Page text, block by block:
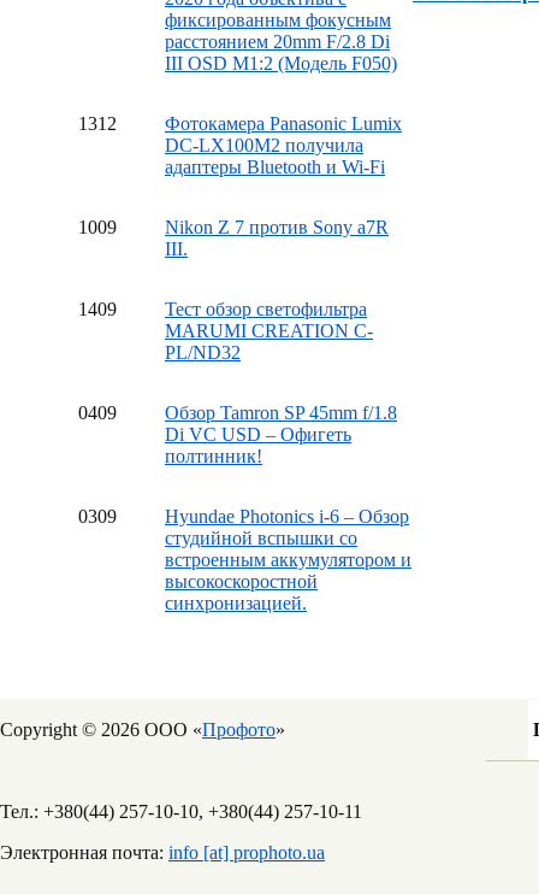
фиксированным фокусным
расстоянием 20mm F/2.8 Di
III OSD M1:2 (Модель F050)
1312
Фотокамера Panasonic Lumix
DC-LX100M2 получила
адаптеры Bluetooth и Wi-Fi
1009
Nikon Z 7 против Sony a7R
III.
1409
Тест обзор светофильтра
MARUMI CREATION C-
PL/ND32
0409
Обзор Tamron SP 45mm f/1.8
Di VC USD – Офигеть
полтинник!
0309
Hyundae Photonics i-6 – Обзор
студийной вспышки со
встроенным аккумулятором и
высокоскоростной
синхронизацией.
Copyright © 2026 ООО «Профото»
Тел.: +380(44) 257-10-10, +380(44) 257-10-11
Электронная почта: info [at] prophoto.ua